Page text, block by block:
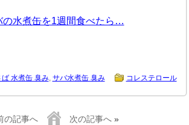
の水煮缶を1週間食べたら…
ば 水煮缶 臭み, サバ水煮缶 臭み コレステロール
の記事へ 次の記事へ »